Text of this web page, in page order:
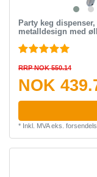
Party keg
metalldesign med
RRP NOK 550.14
NOK
* Inkl. MVAeks.